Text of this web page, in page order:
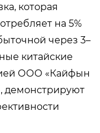
которая
на 5%
через 3–
китайские
ООО «Кайфын
демонстрируют